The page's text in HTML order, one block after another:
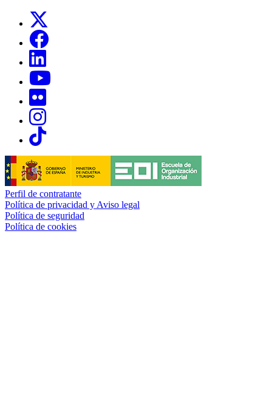
Links, Opens in this window
Links, Opens in this window
Links, Opens in this window
Links, Opens in this window
Links, Opens in this window
Perfil de contratante
Política de privacidad y Aviso legal
Política de seguridad
Política de cookies